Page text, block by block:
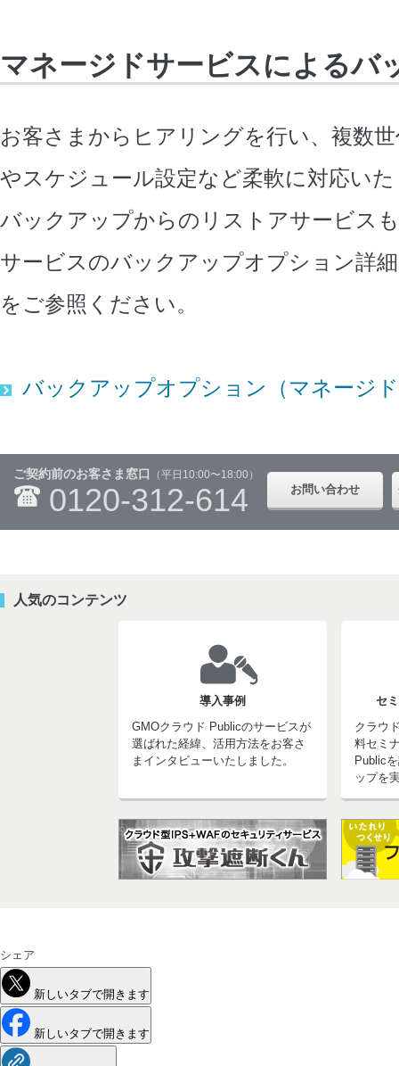
マネージドサービスによるバ
お客さまからヒアリングを行い、複数
やスケジュール設定など柔軟に対応い
バックアップからのリストアサービス
サービスのバックアップオプション詳
をご参照ください。
バックアップオプション（マネージ
ご契約前のお客さま窓口 （平日10:00〜18:00）
0120-312-614 お問い合わせ
人気のコンテンツ
導入事例
GMOクラウド Publicのサービスが
選ばれた経緯、活用方法をお客さ
まインタビューいたしました。
セ
クラウ
料セミ
Public
ップを
シェア
新しいタブで開きます
新しいタブで開きます